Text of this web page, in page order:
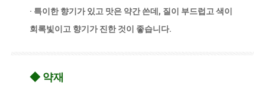
· 특이한 향기가 있고 맛은 약간 쓴데, 질이 부드럽고 색이
회록빛이고 향기가 진한 것이 좋습니다.
◆ 약재